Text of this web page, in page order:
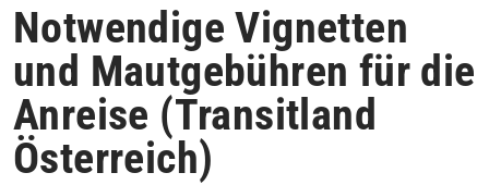
Notwendige Vignetten
und Mautgebühren für die
Anreise (Transitland
Österreich)